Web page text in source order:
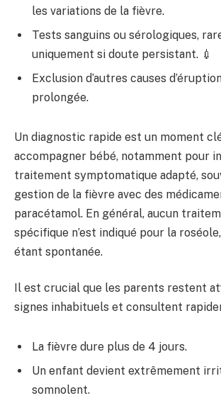
les variations de la fièvre.
Tests sanguins ou sérologiques,
uniquement si doute persistant. 💉
Exclusion d’autres causes
prolongée.
Un diagnostic rapide est un moment
accompagner bébé, notamment pour
traitement symptomatique adapté,
gestion de la fièvre avec des
paracétamol. En général, aucun
spécifique n’est indiqué pour la
étant spontanée.
Il est crucial que les parents restent
signes inhabituels et consultent
La fièvre dure plus de 4 jours.
Un enfant devient extrêmement
somnolent.